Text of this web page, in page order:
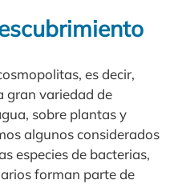
es decir,
gran variedad de
sobre plantas y
algunos considerados
especies de bacterias,
forman parte de